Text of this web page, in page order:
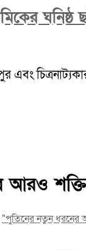
ঘনিষ্ঠ
এবং
"পুতিনের নতুন ধরনের